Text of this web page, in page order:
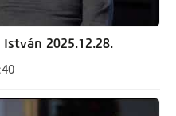
2025.12.28.